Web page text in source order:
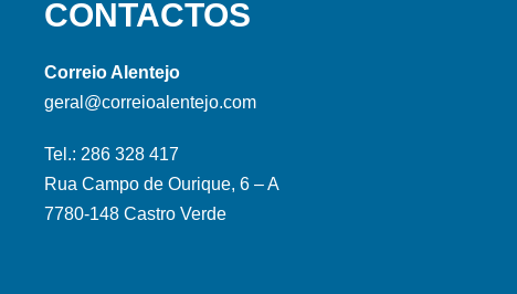
CONTACTOS
Correio Alentejo
geral@correioalentejo.com
Tel.: 286 328 417
Rua Campo de Ourique, 6 – A
7780-148 Castro Verde